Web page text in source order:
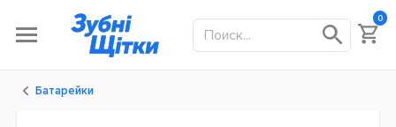
0
Батарейки